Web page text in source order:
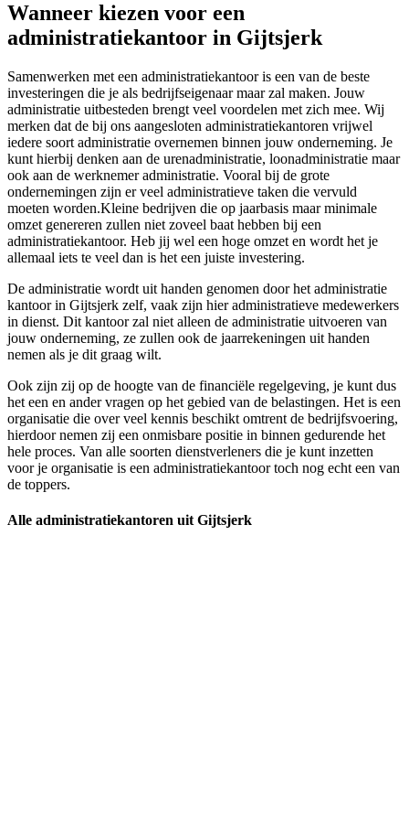
Wanneer kiezen voor een
administratiekantoor in Gijtsjerk
Samenwerken met een administratiekantoor is een van de beste
investeringen die je als bedrijfseigenaar maar zal maken. Jouw
administratie uitbesteden brengt veel voordelen met zich mee. Wij
merken dat de bij ons aangesloten administratiekantoren vrijwel
iedere soort administratie overnemen binnen jouw onderneming. Je
kunt hierbij denken aan de urenadministratie, loonadministratie maar
ook aan de werknemer administratie. Vooral bij de grote
ondernemingen zijn er veel administratieve taken die vervuld
moeten worden.Kleine bedrijven die op jaarbasis maar minimale
omzet genereren zullen niet zoveel baat hebben bij een
administratiekantoor. Heb jij wel een hoge omzet en wordt het je
allemaal iets te veel dan is het een juiste investering.
De administratie wordt uit handen genomen door het administratie
kantoor in Gijtsjerk zelf, vaak zijn hier administratieve medewerkers
in dienst. Dit kantoor zal niet alleen de administratie uitvoeren van
jouw onderneming, ze zullen ook de jaarrekeningen uit handen
nemen als je dit graag wilt.
Ook zijn zij op de hoogte van de financiële regelgeving, je kunt dus
het een en ander vragen op het gebied van de belastingen. Het is een
organisatie die over veel kennis beschikt omtrent de bedrijfsvoering,
hierdoor nemen zij een onmisbare positie in binnen gedurende het
hele proces. Van alle soorten dienstverleners die je kunt inzetten
voor je organisatie is een administratiekantoor toch nog echt een van
de toppers.
Alle administratiekantoren uit Gijtsjerk